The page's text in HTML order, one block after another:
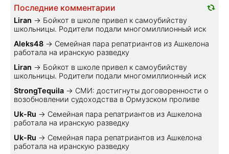
Последние комментарии
Liran → Бойкот в школе привел к самоубийству
школьницы. Родители подали многомиллионный иск
Aleks48 → Семейная пара репатриантов из Ашкелона
работала на иранскую разведку
Liran → Бойкот в школе привел к самоубийству
школьницы. Родители подали многомиллионный иск
StrongTequila → СМИ: достигнуты договоренности о
возобновлении судоходства в Ормузском проливе
Uk-Ru → Семейная пара репатриантов из Ашкелона
работала на иранскую разведку
Uk-Ru → Семейная пара репатриантов из Ашкелона
работала на иранскую разведку